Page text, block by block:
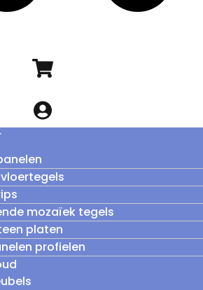
mozaïek tegels
platen
profielen